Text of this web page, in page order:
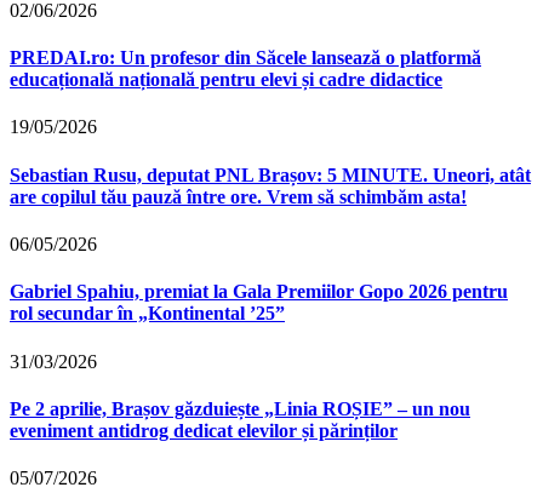
02/06/2026
PREDAI.ro: Un profesor din Săcele lansează o platformă
educațională națională pentru elevi și cadre didactice
19/05/2026
Sebastian Rusu, deputat PNL Brașov: 5 MINUTE. Uneori, atât
are copilul tău pauză între ore. Vrem să schimbăm asta!
06/05/2026
Gabriel Spahiu, premiat la Gala Premiilor Gopo 2026 pentru
rol secundar în „Kontinental ’25”
31/03/2026
Pe 2 aprilie, Brașov găzduiește „Linia ROȘIE” – un nou
eveniment antidrog dedicat elevilor și părinților
05/07/2026